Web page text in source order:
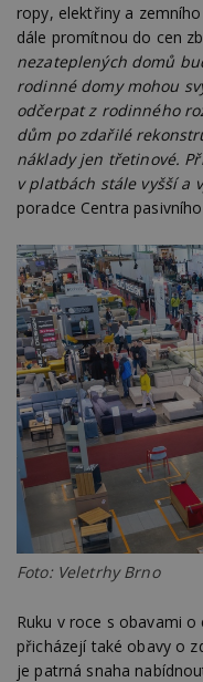
ropy, elektřiny a
dále promítnou do cen
nezateplených domů
rodinné domy mohou
odčerpat z rodinného
dům po zdařilé
náklady jen třetinové.
v platbách stále vyšší a
poradce Centra
Foto: Veletrhy Brno
Ruku v roce s obavami
přicházejí také obavy o
je patrná snaha